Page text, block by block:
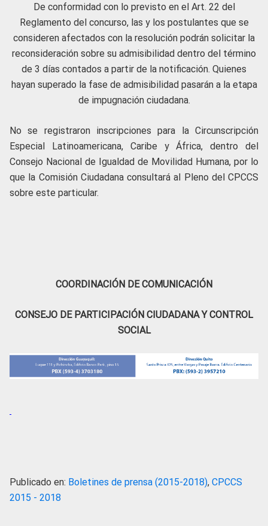
De conformidad con lo previsto en el Art. 22 del
Reglamento del concurso, las y los postulantes que se
consideren afectados con la resolución podrán solicitar la
reconsideración sobre su admisibilidad dentro del término
de 3 días contados a partir de la notificación. Quienes
hayan superado la fase de admisibilidad pasarán a la etapa
de impugnación ciudadana.
No se registraron inscripciones para la Circunscripción
Especial Latinoamericana, Caribe y África, dentro del
Consejo Nacional de Igualdad de Movilidad Humana, por lo
que la Comisión Ciudadana consultará al Pleno del CPCCS
sobre este particular.
COORDINACIÓN DE COMUNICACIÓN
CONSEJO DE PARTICIPACIÓN CIUDADANA Y CONTROL
SOCIAL
Publicado en: Boletines de prensa (2015-2018), CPCCS
2015 - 2018